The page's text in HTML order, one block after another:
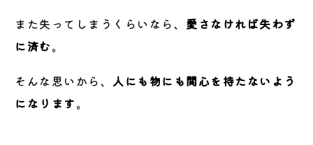
また失ってしまうくらいなら、 愛さなければ失わず
に済む。
そんな思いから、 人にも物にも関心を持たないよう
になります。